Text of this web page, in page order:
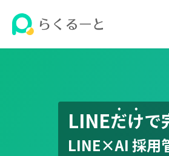
LINEだけで
LINE×AI 採用